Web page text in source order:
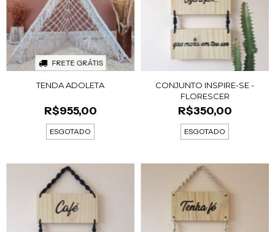
FRETE GRÁTIS
TENDA ADOLETA
R$955,00
ESGOTADO
CONJUNTO INSPIRE-SE -
FLORESCER
R$350,00
ESGOTADO